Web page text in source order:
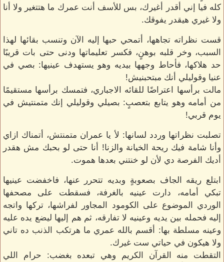
كله فيا إني أقدر أغيرك، بس للأسف أنت عمرك ما هتتغير ولا أنا
ولا غيري هيقدر يفوقك.
قست نظراته تجاهها، أتمحي حبها إليه الآن وتنسب بقائها لهذا
السبب، وخر قلبه بوهنٍ، فكسر تعليماتها ودنى حتى بات قريبًا
حد هلاكها، فأحاط وجهها بيديه وهو يستهدف عينيها: بصي في
عنيا وقوليلي أنك مبتحبنيش!
مالت برأسها اعتراضًا للقائه الاجباري، فتمسك برأسها مستقيمًا
من أمامه وهو يتابع بتعصبٍ: بصيلي وقوليلي إنك متمنتيش في
يوم قربي!
تصلبت نظراتها وردد لسانها: لأ يا عمران متمنتش، أتمناك ازاي
وأنا شامة فيك ريحة الخيانة والزنا! أنا حتى لو بحبك مش هقدر
أديك الفرصة دي لأن لو خنتني بعدها هموت.
ابتلع ريقه الجاف بصعوبةٍ وبديه تتحرر عنها، فاخفضت عينيها
تبكي أمامه، دارت عينيه بالغرفة، فسقطت على مصحفها
الوردي الموضوع على الكومود المجاور لفراشها، تركها واتجه
إليه فحمله بين يديه وعينيه لا تفارقه، ثم هم إليها ليضع يده عليه
وعينه مسلطة بها: أقسم بالله عمري ما هرتكب الذنب ده تاني
ولا هيكون في حياتي ست غيرك.
التقطت منه القرآن الكريم وهي تبعده بغضب: حرام اللي